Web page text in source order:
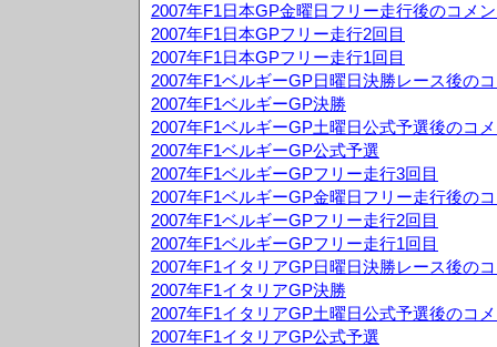
2007年F1日本GP金曜日フリー走行後のコメ
2007年F1日本GPフリー走行2回目
2007年F1日本GPフリー走行1回目
2007年F1ベルギーGP日曜日決勝レース後の
2007年F1ベルギーGP決勝
2007年F1ベルギーGP土曜日公式予選後のコ
2007年F1ベルギーGP公式予選
2007年F1ベルギーGPフリー走行3回目
2007年F1ベルギーGP金曜日フリー走行後の
2007年F1ベルギーGPフリー走行2回目
2007年F1ベルギーGPフリー走行1回目
2007年F1イタリアGP日曜日決勝レース後の
2007年F1イタリアGP決勝
2007年F1イタリアGP土曜日公式予選後のコ
2007年F1イタリアGP公式予選